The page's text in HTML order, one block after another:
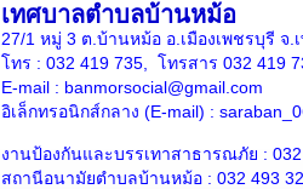
เทศบาลตำบลบ้านหม้อ
27/1 หมู่ 3 ต.บ้านหม้อ อ.เมืองเพชรบุรี จ.
โทร : 032 419 735, โทรสาร 032 419
E-mail : banmorsocial@gmail.com
อิเล็กทรอนิกส์กลาง (E-mail) :
งานป้องกันและบรรเทาสาธารณภัย :
สถานีอนามัยตำบลบ้านหม้อ : 032 493